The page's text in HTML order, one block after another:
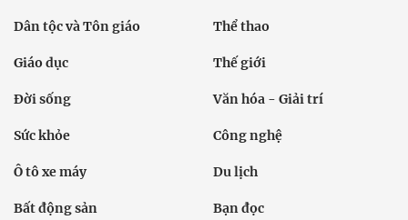
Dân tộc và Tôn giáo Thể thao
Giáo dục Thế giới
Đời sống Văn hóa - Giải trí
Sức khỏe Công nghệ
Ô tô xe máy Du lịch
Bất động sản Bạn đọc